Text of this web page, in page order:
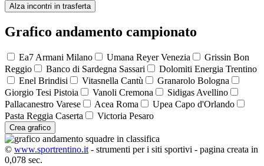
Alza incontri in trasferta
Grafico andamento campionato
Ea7 Armani Milano Umana Reyer Venezia
Grissin Bon
Reggio
Banco di Sardegna Sassari
Dolomiti Energia Trentino
Enel Brindisi
Vitasnella Cantù
Granarolo Bologna
Giorgio Tesi Pistoia
Vanoli Cremona
Sidigas Avellino
Pallacanestro Varese
Acea Roma
Upea Capo d'Orlando
Pasta Reggia Caserta
Victoria Pesaro
Crea grafico
© www.sportrentino.it- strumenti per i siti sportivi - pagina creata in
0,078 sec.